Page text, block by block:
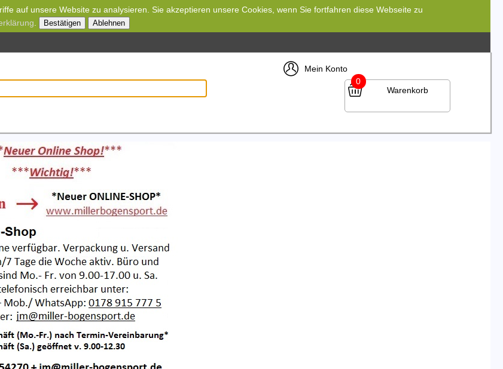
auf unsere Website zu analysieren. Sie akzeptieren unsere Cookies, wenn Sie fortfahren diese Webseite zu
Bestätigen Ablehnen
Mein Konto
0
Warenkorb